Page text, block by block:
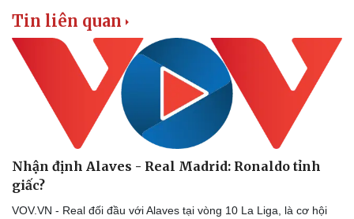
Tin liên quan
Nhận định Alaves - Real Madrid: Ronaldo tỉnh
giấc?
VOV.VN - Real đối đầu với Alaves tại vòng 10 La Liga, là cơ hội